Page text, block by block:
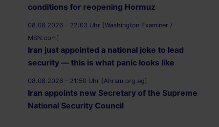
conditions for reopening Hormuz
08.08.2026 - 22:03 Uhr [Washington Examiner /
MSN.com]
Iran just appointed a national joke to lead
security — this is what panic looks like
08.08.2026 - 21:50 Uhr [Ahram.org.eg]
Iran appoints new Secretary of the Supreme
National Security Council